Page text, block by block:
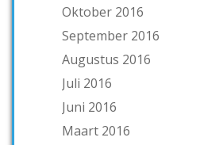
Oktober 2016
September 2016
Augustus 2016
Juli 2016
Juni 2016
Maart 2016